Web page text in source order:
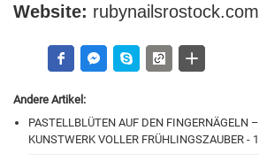
Website: rubynailsrostock.com
Andere Artikel:
PASTELLBLÜTEN AUF DEN FINGERNÄGELN
KUNSTWERK VOLLER FRÜHLINGSZAUBER -